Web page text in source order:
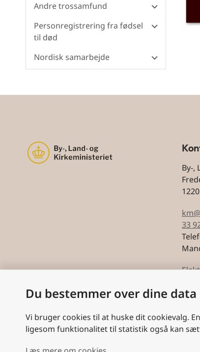
Andre trossamfund
Personregistrering fra fødsel
til død
Nordisk samarbejde
By-,
33
Du bestemmer over dine data
Vi bruger cookies til at huske dit cookievalg.
ligesom funktionalitet til statistik også kan